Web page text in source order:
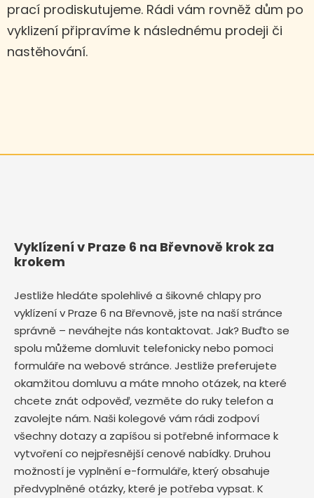
prací prodiskutujeme. Rádi vám rovněž dům po
vyklizení připravíme k následnému prodeji či
nastěhování.
Vyklízení v Praze 6 na Břevnově krok za
krokem
Jestliže hledáte spolehlivé a šikovné chlapy pro
vyklízení v Praze 6 na Břevnově, jste na naší stránce
správně – neváhejte nás kontaktovat. Jak? Buďto se
spolu můžeme domluvit telefonicky nebo pomoci
formuláře na webové stránce. Jestliže preferujete
okamžitou domluvu a máte mnoho otázek, na které
chcete znát odpověď, vezměte do ruky telefon a
zavolejte nám. Naši kolegové vám rádi zodpoví
všechny dotazy a zapíšou si potřebné informace k
vytvoření co nejpřesnější cenové nabídky. Druhou
možností je vyplnění e-formuláře, který obsahuje
předvyplněné otázky, které je potřeba vypsat. K